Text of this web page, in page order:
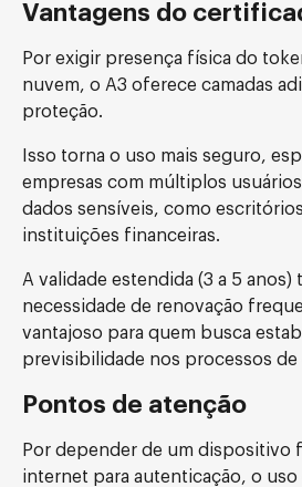
Vantagens do
Por exigir presença física do
nuvem, o A3 oferece camadas
proteção.
Isso torna o uso mais seguro,
empresas com múltiplos
dados sensíveis, como
instituições financeiras.
A validade estendida (3 a 5 anos)
necessidade de renovação
vantajoso para quem busca
previsibilidade nos processos
Pontos de atenção
Por depender de um dispositivo
internet para autenticação, o uso